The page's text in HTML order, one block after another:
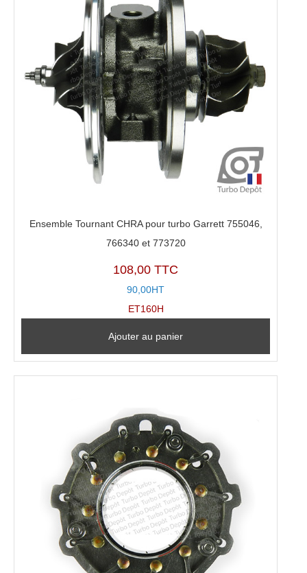
Ensemble Tournant CHRA pour turbo Garrett 755046,
766340 et 773720
108,00 TTC
90,00HT
ET160H
Ajouter au panier